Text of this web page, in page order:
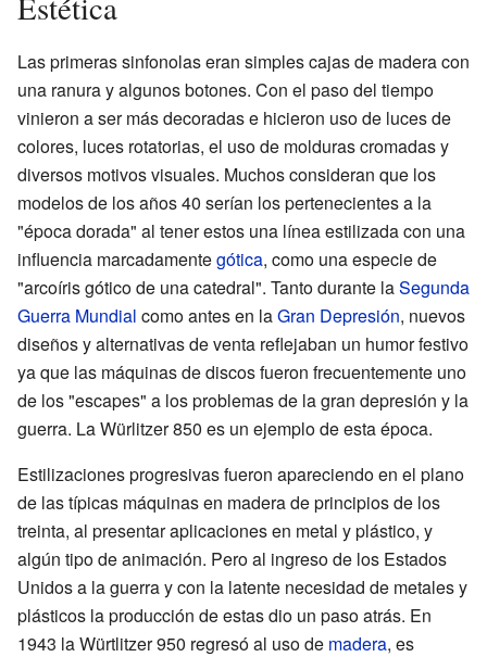
Las primeras sinfonolas eran simples cajas de madera con
una ranura y algunos botones. Con el paso del tiempo
vinieron a ser más decoradas e hicieron uso de luces de
colores, luces rotatorias, el uso de molduras cromadas y
diversos motivos visuales. Muchos consideran que los
modelos de los años 40 serían los pertenecientes a la
"época dorada" al tener estos una línea estilizada con una
influencia marcadamentegótica, como una especie de
"arcoíris gótico de una catedral". Tanto durante laSegunda
Guerra Mundial como antes en laGran Depresión, nuevos
diseños y alternativas de venta reflejaban un humor festivo
ya que las máquinas de discos fueron frecuentemente uno
de los "escapes" a los problemas de la gran depresión y la
guerra. La Würlitzer 850 es un ejemplo de esta época.
Estilizaciones progresivas fueron apareciendo en el plano
de las típicas máquinas en madera de principios de los
treinta, al presentar aplicaciones en metal y plástico, y
algún tipo de animación. Pero al ingreso de los Estados
Unidos a la guerra y con la latente necesidad de metales y
plásticos la producción de estas dio un paso atrás. En
1943 la Würtlitzer 950 regresó al uso de madera, es